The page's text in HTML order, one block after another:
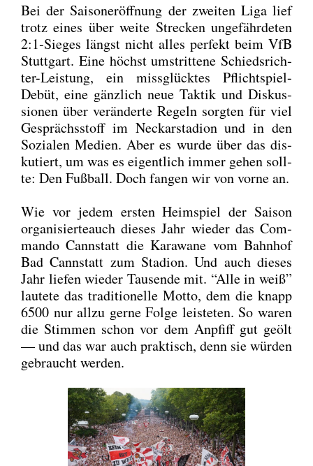
Bei der Sai­son­er­öff­nung der zwei­ten Liga lief
trotz eines über wei­te Stre­cken unge­fähr­de­ten
2:1‑Sieges längst nicht alles per­fekt beim VfB
Stutt­gart. Eine höchst umstrit­te­ne Schieds­rich­
ter-Leis­tung, ein miss­glück­tes Pflicht­spiel-
Debüt, eine gänz­lich neue Tak­tik und Dis­kus­
sio­nen über ver­än­der­te Regeln sorg­ten für viel
Gesprächs­stoff im Neckar­sta­di­on und in den
Sozia­len Medi­en. Aber es wur­de über das dis­
ku­tiert, um was es eigent­lich immer gehen soll­
te: Den Fuß­ball. Doch fan­gen wir von vor­ne an.
Wie vor jedem ers­ten Heim­spiel der Sai­son
orga­ni­sier­teauch die­ses Jahr wie­der das Com­
man­do Cannstatt die Kara­wa­ne vom Bahn­hof
Bad Cannstatt zum Sta­di­on. Und auch die­ses
Jahr lie­fen wie­der Tau­sen­de mit. “Alle in weiß”
lau­te­te das tra­di­tio­nel­le Mot­to, dem die knapp
6500 nur all­zu ger­ne Fol­ge leis­te­ten. So waren
die Stim­men schon vor dem Anpfiff gut geölt
— und das war auch prak­tisch, denn sie wür­den
gebraucht wer­den.